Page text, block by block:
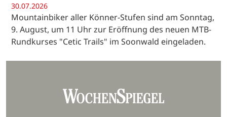
30.07.2026
Mountainbiker aller Könner-Stufen sind am Sonntag,
9. August, um 11 Uhr zur Eröffnung des neuen MTB-
Rundkurses "Cetic Trails" im Soonwald eingeladen.